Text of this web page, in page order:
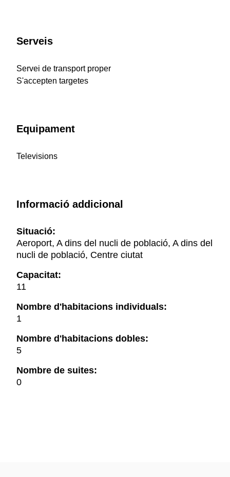
Serveis
Servei de transport proper
S'accepten targetes
Equipament
Televisions
Informació addicional
Situació:
Aeroport, A dins del nucli de població, A dins del
nucli de població, Centre ciutat
Capacitat:
11
Nombre d'habitacions individuals:
1
Nombre d'habitacions dobles:
5
Nombre de suites:
0